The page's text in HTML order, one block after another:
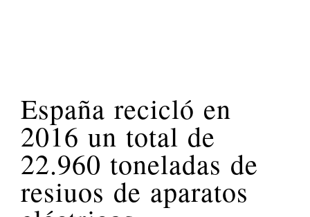
España recicló en
2016 un total de
22.960 toneladas de
resiuos de aparatos